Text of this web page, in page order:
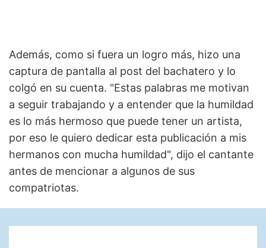
Además, como si fuera un logro más, hizo una
captura de pantalla al post del bachatero y lo
colgó en su cuenta. "Estas palabras me motivan
a seguir trabajando y a entender que la humildad
es lo más hermoso que puede tener un artista,
por eso le quiero dedicar esta publicación a mis
hermanos con mucha humildad", dijo el cantante
antes de mencionar a algunos de sus
compatriotas.